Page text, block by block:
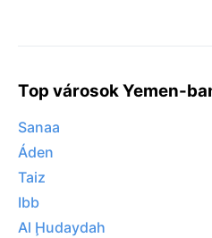
Top városok Yemen-
Sanaa
Áden
Taiz
Ibb
Al Ḩudaydah